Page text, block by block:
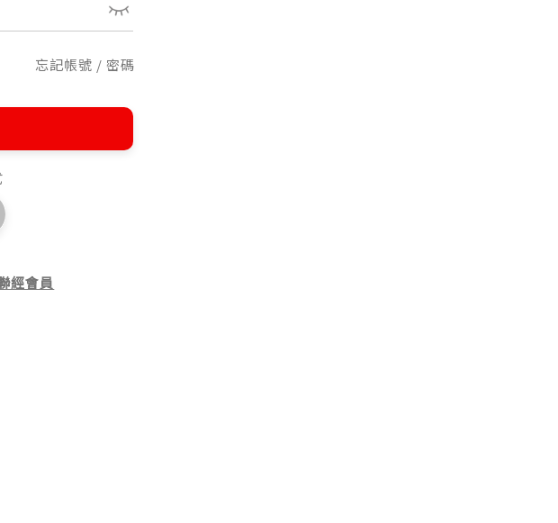
忘記帳號 / 密碼
經會員